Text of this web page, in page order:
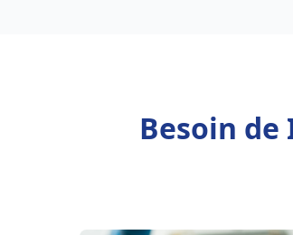
Besoin